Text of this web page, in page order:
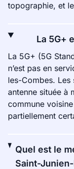
topographie, et
La 5G+
La 5G+ (5G
n’est pas en
les-Combes. Les
antenne située à
commune
partiellement
Quel est le
Saint-